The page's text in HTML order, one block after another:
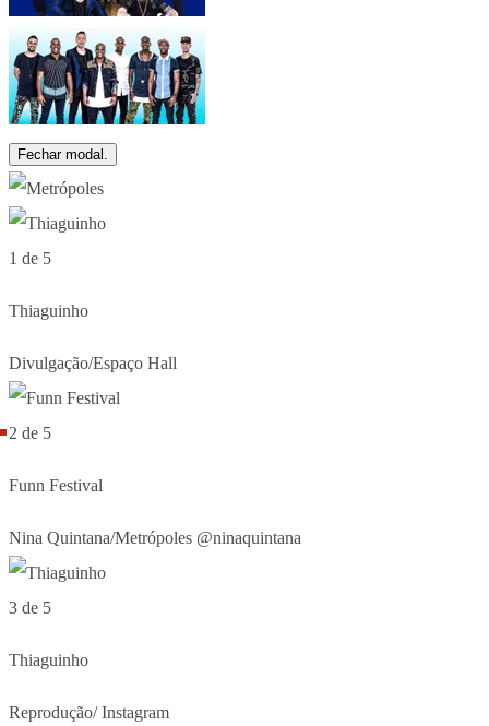
Fechar modal.
1 de 5
Thiaguinho
Divulgação/Espaço Hall
2 de 5
Funn Festival
Nina Quintana/Metrópoles @ninaquintana
3 de 5
Thiaguinho
Reprodução/ Instagram